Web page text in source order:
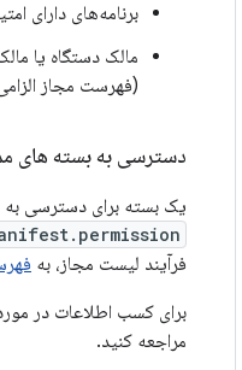
برنامه‌های دارای
مالک دستگاه یا
(فهرست مجاز
دسترسی به بسته های
یک بسته برای دسترسی به
فرآیند لیست مجاز، به
برای کسب اطلاعات در
مراجعه کنید.